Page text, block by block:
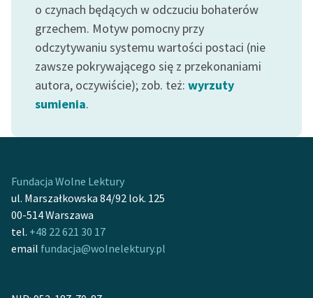
o czynach będących w odczuciu bohaterów
grzechem. Motyw pomocny przy
odczytywaniu systemu wartości postaci (nie
zawsze pokrywającego się z przekonaniami
autora, oczywiście); zob. też: wyrzuty
sumienia.
Fundacja Wolne Lektury
ul. Marszałkowska 84/92 lok. 125
00-514 Warszawa
tel. +48 22 621 30 17
email fundacja@wolnelektury.pl